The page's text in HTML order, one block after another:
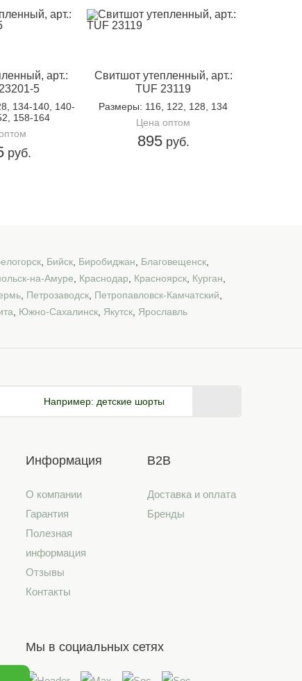
арт.:
5
134-140, 140-
158-164
руб.
Свитшот утепленный, арт.:
TUF 23119
Размеры: 116, 122, 128, 134
Цена оптом
895руб.
Бийск Биробиджан Благовещенск
на-Амуре Краснодар Красноярск Курган
Петрозаводск Петропавловск-Камчатский
Южно-Сахалинск Якутск Ярославль
Например: детские шорты
Информация
О компании
Гарантия
Полезная
информация
Отзывы
Контакты
B2B
Доставка и оплата
Бренды
Мы в социальных сетях